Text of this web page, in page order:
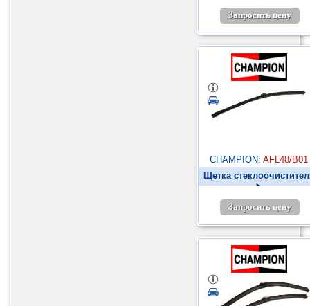
Запросить цену
CHAMPION: AFL48/B01
Щетка
►
Запросить цену